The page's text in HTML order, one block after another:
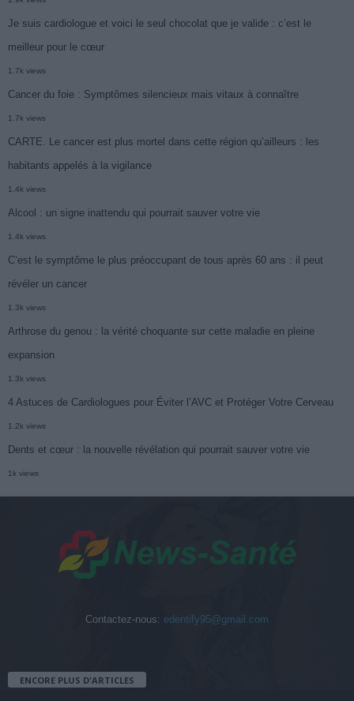
Je suis cardiologue et voici le seul chocolat que je valide : c’est le
meilleur pour le cœur
1.7k views
Cancer du foie : Symptômes silencieux mais vitaux à connaître
1.7k views
CARTE. Le cancer est plus mortel dans cette région qu’ailleurs : les
habitants appelés à la vigilance
1.4k views
Alcool : un signe inattendu qui pourrait sauver votre vie
1.4k views
C’est le symptôme le plus préoccupant de tous après 60 ans : il peut
révéler un cancer
1.3k views
Arthrose du genou : la vérité choquante sur cette maladie en pleine
expansion
1.3k views
4 Astuces de Cardiologues pour Éviter l’AVC et Protéger Votre Cerveau
1.2k views
Dents et cœur : la nouvelle révélation qui pourrait sauver votre vie
1k views
Contactez-nous: edentify95@gmail.com
ENCORE PLUS D'ARTICLES